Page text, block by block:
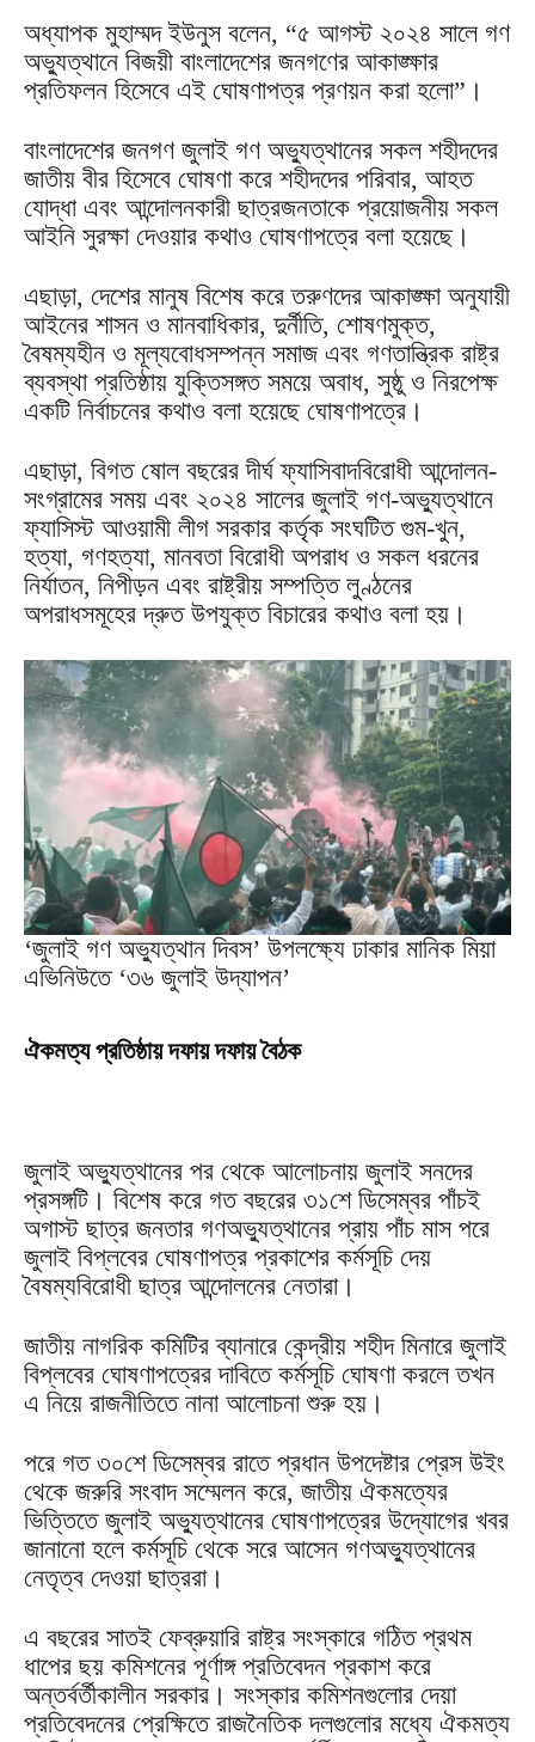
অধ্যাপক মুহাম্মদ ইউনুস বলেন, “৫ আগস্ট ২০২৪ সালে গণ
অভ্যুত্থানে বিজয়ী বাংলাদেশের জনগণের আকাঙ্ক্ষার
প্রতিফলন হিসেবে এই ঘোষণাপত্র প্রণয়ন করা হলো”।
বাংলাদেশের জনগণ জুলাই গণ অভ্যুত্থানের সকল শহীদদের
জাতীয় বীর হিসেবে ঘোষণা করে শহীদদের পরিবার, আহত
যোদ্ধা এবং আন্দোলনকারী ছাত্রজনতাকে প্রয়োজনীয় সকল
আইনি সুরক্ষা দেওয়ার কথাও ঘোষণাপত্রে বলা হয়েছে।
এছাড়া, দেশের মানুষ বিশেষ করে তরুণদের আকাঙ্ক্ষা অনুযায়ী
আইনের শাসন ও মানবাধিকার, দুর্নীতি, শোষণমুক্ত,
বৈষম্যহীন ও মূল্যবোধসম্পন্ন সমাজ এবং গণতান্ত্রিক রাষ্ট্র
ব্যবস্থা প্রতিষ্ঠায় যুক্তিসঙ্গত সময়ে অবাধ, সুষ্ঠু ও নিরপেক্ষ
একটি নির্বাচনের কথাও বলা হয়েছে ঘোষণাপত্রে।
এছাড়া, বিগত ষোল বছরের দীর্ঘ ফ্যাসিবাদবিরোধী আন্দোলন-
সংগ্রামের সময় এবং ২০২৪ সালের জুলাই গণ-অভ্যুত্থানে
ফ্যাসিস্ট আওয়ামী লীগ সরকার কর্তৃক সংঘটিত গুম-খুন,
হত্যা, গণহত্যা, মানবতা বিরোধী অপরাধ ও সকল ধরনের
নির্যাতন, নিপীড়ন এবং রাষ্ট্রীয় সম্পত্তি লুণ্ঠনের
অপরাধসমূহের দ্রুত উপযুক্ত বিচারের কথাও বলা হয়।
‘জুলাই গণ অভ্যুত্থান দিবস’ উপলক্ষ্যে ঢাকার মানিক মিয়া
এভিনিউতে ‘৩৬ জুলাই উদ্‌যাপন’
ঐকমত্য প্রতিষ্ঠায় দফায় দফায় বৈঠক
জুলাই অভ্যুত্থানের পর থেকে আলোচনায় জুলাই সনদের
প্রসঙ্গটি। বিশেষ করে গত বছরের ৩১শে ডিসেম্বর পাঁচই
অগাস্ট ছাত্র জনতার গণঅভ্যুত্থানের প্রায় পাঁচ মাস পরে
জুলাই বিপ্লবের ঘোষণাপত্র প্রকাশের কর্মসূচি দেয়
বৈষম্যবিরোধী ছাত্র আন্দোলনের নেতারা।
জাতীয় নাগরিক কমিটির ব্যানারে কেন্দ্রীয় শহীদ মিনারে জুলাই
বিপ্লবের ঘোষণাপত্রের দাবিতে কর্মসূচি ঘোষণা করলে তখন
এ নিয়ে রাজনীতিতে নানা আলোচনা শুরু হয়।
পরে গত ৩০শে ডিসেম্বর রাতে প্রধান উপদেষ্টার প্রেস উইং
থেকে জরুরি সংবাদ সম্মেলন করে, জাতীয় ঐকমত্যের
ভিত্তিতে জুলাই অভ্যুত্থানের ঘোষণাপত্রের উদ্যোগের খবর
জানানো হলে কর্মসূচি থেকে সরে আসেন গণঅভ্যুত্থানের
নেতৃত্ব দেওয়া ছাত্ররা।
এ বছরের সাতই ফেব্রুয়ারি রাষ্ট্র সংস্কারে গঠিত প্রথম
ধাপের ছয় কমিশনের পূর্ণাঙ্গ প্রতিবেদন প্রকাশ করে
অন্তর্বর্তীকালীন সরকার। সংস্কার কমিশনগুলোর দেয়া
প্রতিবেদনের প্রেক্ষিতে রাজনৈতিক দলগুলোর মধ্যে ঐকমত্য